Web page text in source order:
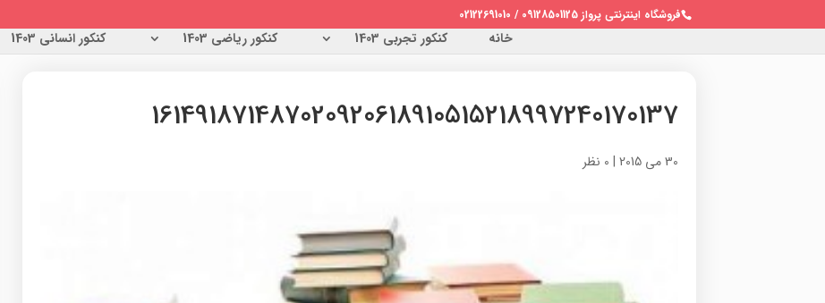
فروشگاه اینترنتی پرواز 09128501125 / 02122691010
خانه کنکور تجربی 1403 کنکور ریاضی 1403 کنکور انسانی 1403
161491871487020920618910515218997240170137
30 می 2015 | 0 نظر